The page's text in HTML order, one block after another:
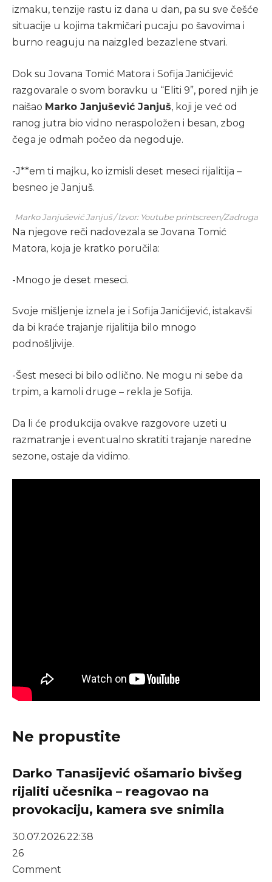
izmaku, tenzije rastu iz dana u dan, pa su sve češće
situacije u kojima takmičari pucaju po šavovima i
burno reaguju na naizgled bezazlene stvari.
Dok su Jovana Tomić Matora i Sofija Janićijević
razgovarale o svom boravku u “Eliti 9”, pored njih je
naišao Marko Janjušević Janjuš, koji je već od
ranog jutra bio vidno neraspoložen i besan, zbog
čega je odmah počeo da negoduje.
-J**em ti majku, ko izmisli deset meseci rijalitija –
besneo je Janjuš.
Marko Janjušević Janjuš / Izvor: Youtube printscreen/Zadruga
Na njegove reči nadovezala se Jovana Tomić
Matora, koja je kratko poručila:
-Mnogo je deset meseci.
Svoje mišljenje iznela je i Sofija Janićijević, istakavši
da bi kraće trajanje rijalitija bilo mnogo
podnošljivije.
-Šest meseci bi bilo odlično. Ne mogu ni sebe da
trpim, a kamoli druge – rekla je Sofija.
Da li će produkcija ovakve razgovore uzeti u
razmatranje i eventualno skratiti trajanje naredne
sezone, ostaje da vidimo.
Ne propustite
Darko Tanasijević ošamario bivšeg
rijaliti učesnika – reagovao na
provokaciju, kamera sve snimila
30.07.2026.22:38
26
Comment